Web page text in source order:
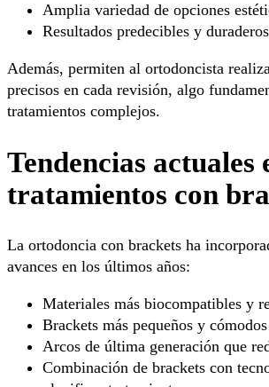
Amplia variedad de opciones
Resultados predecibles y duraderos
Además, permiten al ortodoncista
precisos en cada revisión, algo
tratamientos complejos.
Tendencias actuales
tratamientos con
La ortodoncia con brackets ha
avances en los últimos años:
Materiales más biocompatibles y
Brackets más pequeños y cómodos
Arcos de última generación que
Combinación de brackets con